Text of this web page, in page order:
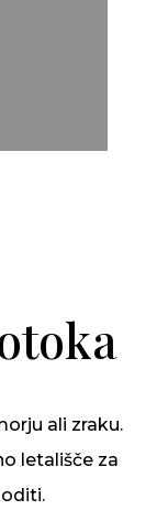
ali zraku.
letališče za